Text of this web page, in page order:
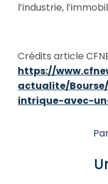
l’industrie,
Crédits article
https://
actualite/
intrique-avec-